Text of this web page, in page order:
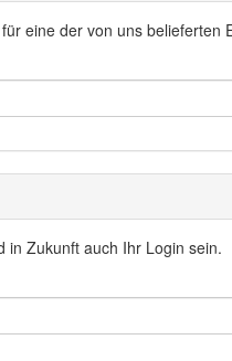
eine der von uns belieferten
in Zukunft auch Ihr Login sein.